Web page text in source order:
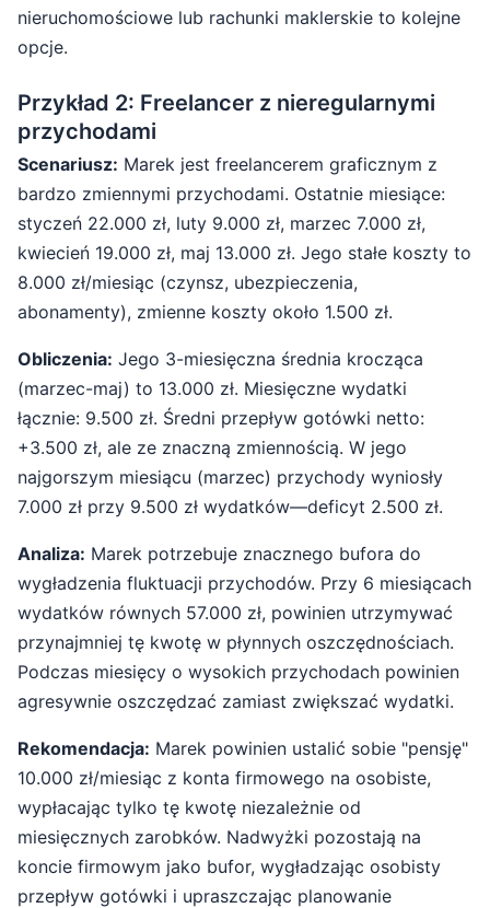
nieruchomościowe lub rachunki maklerskie to kolejne
opcje.
Przykład 2: Freelancer z nieregularnymi
przychodami
Scenariusz: Marek jest freelancerem graficznym z
bardzo zmiennymi przychodami. Ostatnie miesiące:
styczeń 22.000 zł, luty 9.000 zł, marzec 7.000 zł,
kwiecień 19.000 zł, maj 13.000 zł. Jego stałe koszty to
8.000 zł/miesiąc (czynsz, ubezpieczenia,
abonamenty), zmienne koszty około 1.500 zł.
Obliczenia: Jego 3-miesięczna średnia krocząca
(marzec-maj) to 13.000 zł. Miesięczne wydatki
łącznie: 9.500 zł. Średni przepływ gotówki netto:
+3.500 zł, ale ze znaczną zmiennością. W jego
najgorszym miesiącu (marzec) przychody wyniosły
7.000 zł przy 9.500 zł wydatków—deficyt 2.500 zł.
Analiza: Marek potrzebuje znacznego bufora do
wygładzenia fluktuacji przychodów. Przy 6 miesiącach
wydatków równych 57.000 zł, powinien utrzymywać
przynajmniej tę kwotę w płynnych oszczędnościach.
Podczas miesięcy o wysokich przychodach powinien
agresywnie oszczędzać zamiast zwiększać wydatki.
Rekomendacja: Marek powinien ustalić sobie "pensję"
10.000 zł/miesiąc z konta firmowego na osobiste,
wypłacając tylko tę kwotę niezależnie od
miesięcznych zarobków. Nadwyżki pozostają na
koncie firmowym jako bufor, wygładzając osobisty
przepływ gotówki i upraszczając planowanie